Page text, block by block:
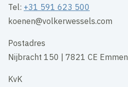
Tel: +31 591 623 500
koenen@volkerwessels.com
Postadres
Nijbracht 150 | 7821 CE Emmen
KvK